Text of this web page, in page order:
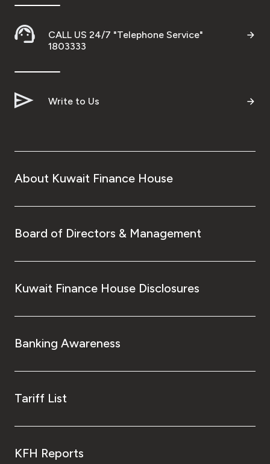
CALL US 24/7 "Telephone Service"
1803333
Write to Us
About Kuwait Finance House
Board of Directors & Management
Kuwait Finance House Disclosures
Banking Awareness
Tariff List
KFH Reports